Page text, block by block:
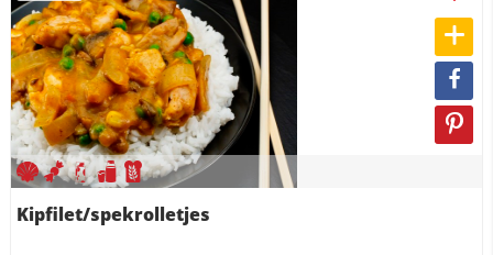
Kipfilet/spekrolletjes